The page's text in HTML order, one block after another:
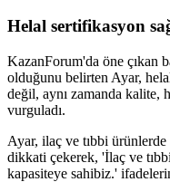
Helal sertifikasyon
KazanForum'da öne çıkan
olduğunu belirten Ayar,
değil, aynı zamanda kalite,
vurguladı.
Ayar, ilaç ve tıbbi
dikkati çekerek, 'İlaç ve
kapasiteye sahibiz.'